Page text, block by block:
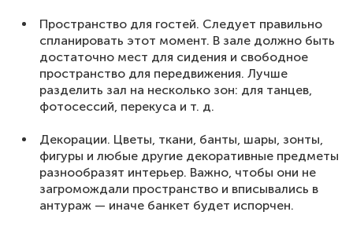
Пространство для гостей. Следует правильно
спланировать этот момент. В зале должно быть
достаточно мест для сидения и свободное
пространство для передвижения. Лучше
разделить зал на несколько зон: для танцев,
фотосессий, перекуса и т. д.
Декорации. Цветы, ткани, банты, шары, зонты,
фигуры и любые другие декоративные предметы
разнообразят интерьер. Важно, чтобы они не
загромождали пространство и вписывались в
антураж — иначе банкет будет испорчен.